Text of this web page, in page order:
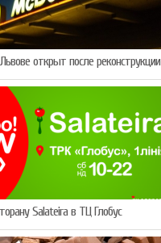
открыт после реконструкции
Salateirа в ТЦ Глобус